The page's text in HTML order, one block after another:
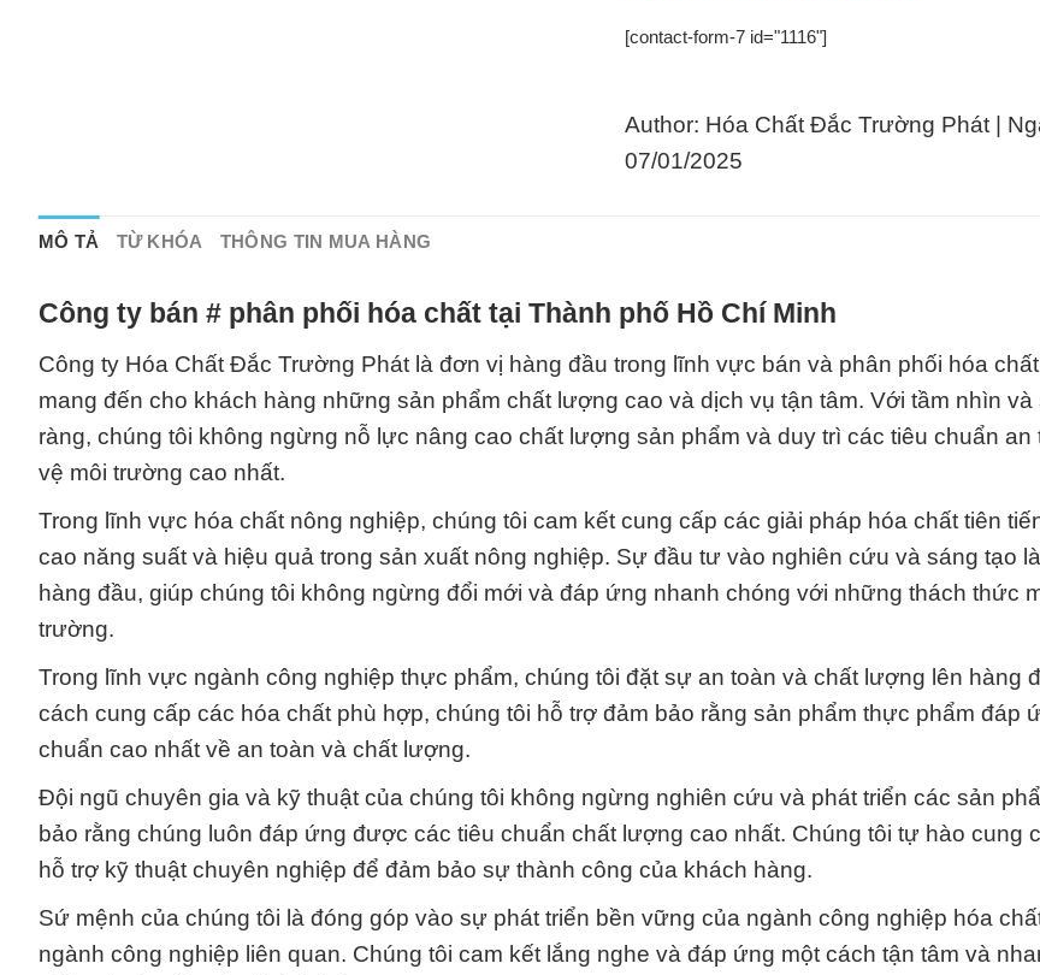
[contact-form-7 id="1116"]
Author: Hóa Chất Đắc Trường Phát |
07/01/2025
MÔ TẢ TỪ KHÓA THÔNG TIN MUA HÀNG
Công ty bán # phân phối hóa chất tại Thành phố Hồ Chí Minh
Công ty Hóa Chất Đắc Trường Phát là đơn vị hàng đầu trong lĩnh vực bán và phân phối hóa
mang đến cho khách hàng những sản phẩm chất lượng cao và dịch vụ tận tâm. Với tầm nhìn và
ràng, chúng tôi không ngừng nỗ lực nâng cao chất lượng sản phẩm và duy trì các tiêu chuẩn an
vệ môi trường cao nhất.
Trong lĩnh vực hóa chất nông nghiệp, chúng tôi cam kết cung cấp các giải pháp hóa chất tiên
cao năng suất và hiệu quả trong sản xuất nông nghiệp. Sự đầu tư vào nghiên cứu và sáng tạo
hàng đầu, giúp chúng tôi không ngừng đổi mới và đáp ứng nhanh chóng với những thách thức
trường.
Trong lĩnh vực ngành công nghiệp thực phẩm, chúng tôi đặt sự an toàn và chất lượng lên hàng
cách cung cấp các hóa chất phù hợp, chúng tôi hỗ trợ đảm bảo rằng sản phẩm thực phẩm đáp
chuẩn cao nhất về an toàn và chất lượng.
Đội ngũ chuyên gia và kỹ thuật của chúng tôi không ngừng nghiên cứu và phát triển các sản
bảo rằng chúng luôn đáp ứng được các tiêu chuẩn chất lượng cao nhất. Chúng tôi tự hào cung
hỗ trợ kỹ thuật chuyên nghiệp để đảm bảo sự thành công của khách hàng.
Sứ mệnh của chúng tôi là đóng góp vào sự phát triển bền vững của ngành công nghiệp hóa
ngành công nghiệp liên quan. Chúng tôi cam kết lắng nghe và đáp ứng một cách tận tâm và